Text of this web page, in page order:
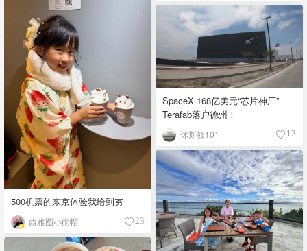
500机票的东京体验我给到夯
西雅图小雨帽 23
SpaceX 168亿美元“芯片神厂”
Terafab落户德州！
休斯顿101 12